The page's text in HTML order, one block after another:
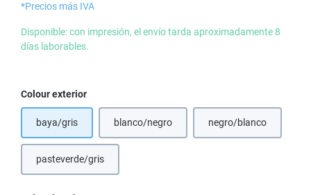
*Precios más IVA
Disponible: con impresión, el envío tarda aproximadamente 8
días laborables.
Seleccione
Colour exterior
baya/gris blanco/negro negro/blanco(Esta opción no
pasteverde/gris